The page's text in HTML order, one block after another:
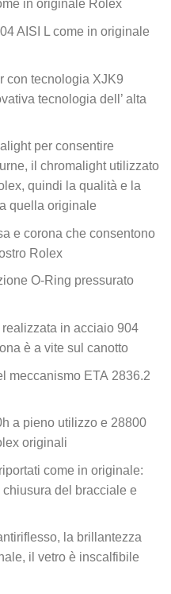
in originale Rolex
AISI L come in originale
con tecnologia XJK9
tecnologia dell’ alta
per consentire
il chromalight utilizzato
quindi la qualità e la
quella originale
e corona che consentono
Rolex
O-Ring pressurato
in acciaio 904
è a vite sul canotto
meccanismo ETA 2836.2
a pieno utilizzo e 28800
originali
come in originale:
del bracciale e
la brillantezza
il vetro è inscalfibile